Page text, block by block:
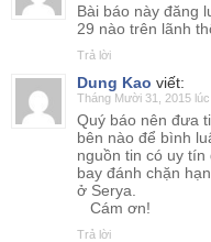
Bài báo này đăng
29 nào trên lãnh
Trả lời
Dung Kao viết:
Tháng Mười 31, 2015
Quý báo nên đưa
bên nào để bình
nguồn tin có uy
bay đánh chặn
ở Serya.
Cám ơn!
Trả lời